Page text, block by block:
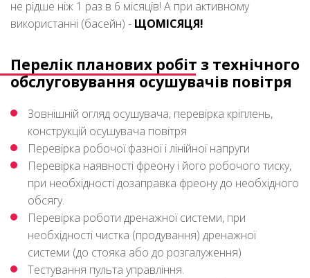
не рідше ніж 1 раз в 6 місяців! А при активному
використанні (басейн) - ЩОМІСЯЦЯ!
Перелік планових робіт з технічного
обслуговування осушувачів повітря
Зовнішній огляд осушувача, перевірка кріплень,
конструкцій осушувача повітря
Перевірка робочої фазної і лінійної напруги
Перевірка наявності фреону і його робочого тиску,
при необхідності дозаправка фреону до необхідного
обсягу.
Перевірка роботи дренажної системи, при
необхідності чистка (продування) дренажної
системи (до стояка або до розгалуження)
Тестування пульта управління.